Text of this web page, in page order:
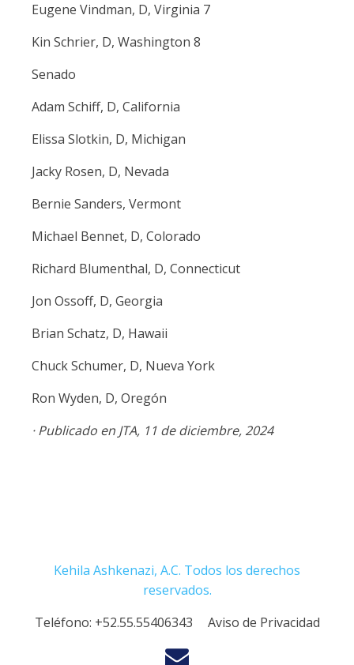
Eugene Vindman, D, Virginia 7
Kin Schrier, D, Washington 8
Senado
Adam Schiff, D, California
Elissa Slotkin, D, Michigan
Jacky Rosen, D, Nevada
Bernie Sanders, Vermont
Michael Bennet, D, Colorado
Richard Blumenthal, D, Connecticut
Jon Ossoff, D, Georgia
Brian Schatz, D, Hawaii
Chuck Schumer, D, Nueva York
Ron Wyden, D, Oregón
· Publicado en JTA, 11 de diciembre, 2024
Kehila Ashkenazi, A.C. Todos los derechos
reservados.
Teléfono: +52.55.55406343 Aviso de Privacidad